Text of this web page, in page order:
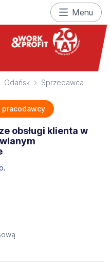
Menu
Gdańsk Sprzedawca
obsługi klienta w